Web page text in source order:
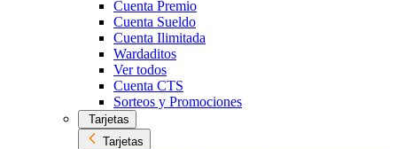
Cuenta Premio
Cuenta Sueldo
Cuenta Ilimitada
Wardaditos
Ver todos
Cuenta CTS
Sorteos y Promociones
Tarjetas
Tarjetas